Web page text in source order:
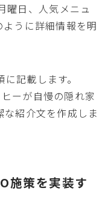
曜日、人気メニュ
うに詳細情報を明
記載します。
ーが自慢の隠れ家
紹介文を作成しま
施策を実装す